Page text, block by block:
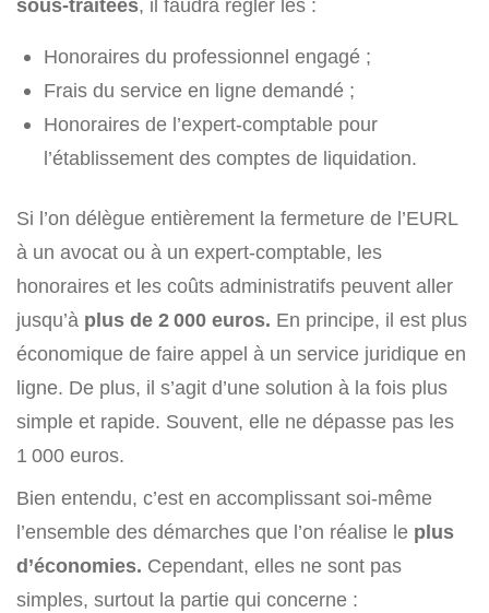
sous-traitées, il faudra régler les :
Honoraires du professionnel engagé ;
Frais du service en ligne demandé ;
Honoraires de l’expert-comptable pour
l’établissement des comptes de liquidation.
Si l’on délègue entièrement la fermeture de l’EURL
à un avocat ou à un expert-comptable, les
honoraires et les coûts administratifs peuvent aller
jusqu’à plus de 2 000 euros. En principe, il est plus
économique de faire appel à un service juridique en
ligne. De plus, il s’agit d’une solution à la fois plus
simple et rapide. Souvent, elle ne dépasse pas les
1 000 euros.
Bien entendu, c’est en accomplissant soi-même
l’ensemble des démarches que l’on réalise le plus
d’économies. Cependant, elles ne sont pas
simples, surtout la partie qui concerne :